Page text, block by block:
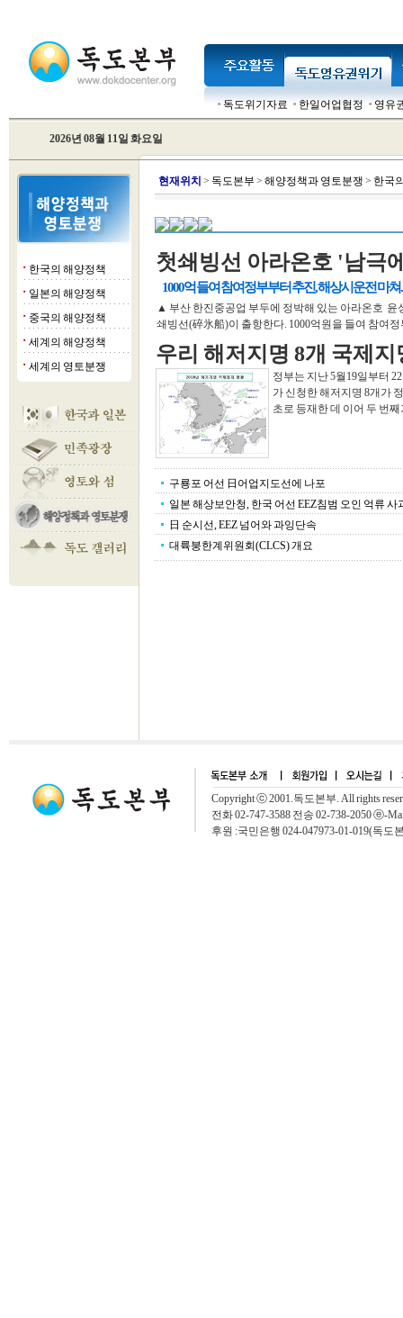
독도위기자료 한일어업협정 영유
2026년 08월 11일 화요일
■ 한국의 해양정책
■ 일본의 해양정책
■ 중국의 해양정책
■ 세계의 해양정책
■ 세계의 영토분쟁
현재위치 > 독도본부 > 해양정책과 영토분쟁 > 한국
첫쇄빙선 아라온호 '남극
1000억 들여 참여정부부터 추진, 해상시운전 마
▲ 부산 한진중공업 부두에 정박해 있는 아라온호
쇄빙선(碎氷船)이 출항한다. 1000억원을 들여 참여
우리 해저지명 8개 국제
정부는 지난 5월19일부터
가 신청한 해저지명 8개가
초로 등재한 데 이어 두 번
구룡포 어선 日어업지도선에 나포
일본 해상보안청, 한국 어선 EEZ침범 오인 억류 사
日 순시선, EEZ 넘어와 과잉단속
대륙붕한계위원회(CLCS) 개요
Copyright ⓒ 2001.독도본부. All rights
전화 02-747-3588 전송 02-738-2050 ⓔ-
후원 :국민은행 024-047973-01-019(독도